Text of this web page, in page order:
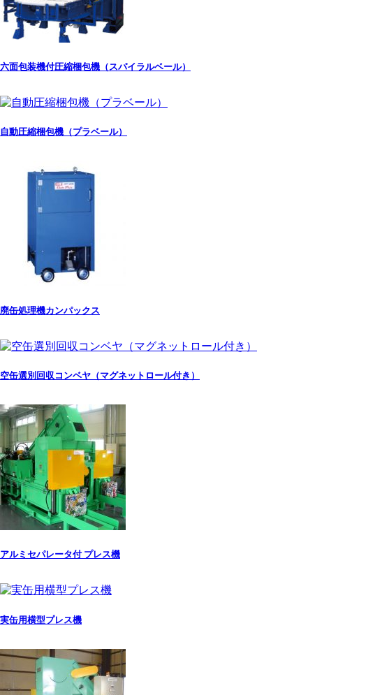
六面包装機付圧縮梱包機（スパイラルベール）
自動圧縮梱包機（プラベール）
廃缶処理機カンパックス
空缶選別回収コンベヤ（マグネットロール付き）
アルミセパレータ付 プレス機
実缶用横型プレス機